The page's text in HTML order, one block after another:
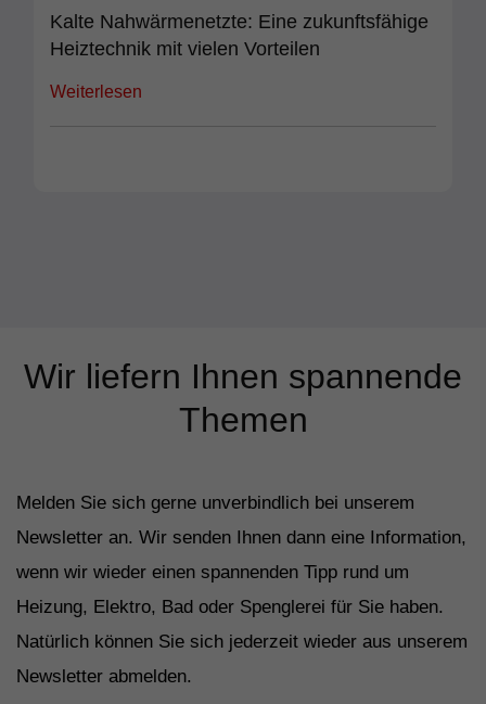
Kalte Nahwärmenetzte: Eine zukunftsfähige
Heiztechnik mit vielen Vorteilen
Weiterlesen
Wir liefern Ihnen spannende
Themen
Melden Sie sich gerne unverbindlich bei unserem
Newsletter an. Wir senden Ihnen dann eine Information,
wenn wir wieder einen spannenden Tipp rund um
Heizung, Elektro, Bad oder Spenglerei für Sie haben.
Natürlich können Sie sich jederzeit wieder aus unserem
Newsletter abmelden.